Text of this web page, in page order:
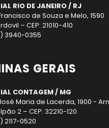
RIO DE JANEIRO / RJ
de Souza e Melo, 1590
– CEP: 21010-410
3940-0355
GERAIS
CONTAGEM / MG
Maria de Lacerda, 1900 -
2 – CEP: 32210-120
2117-0520